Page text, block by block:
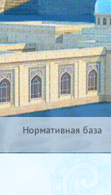
Нормативная база